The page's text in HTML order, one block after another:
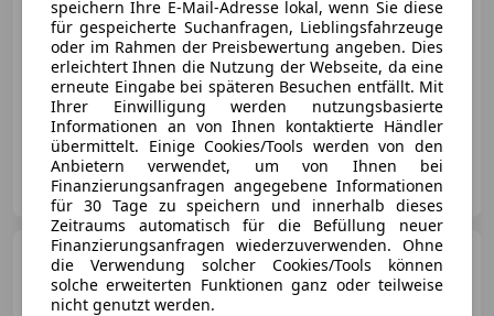
05/2017 98 395 km Diesel 73 kW (99 PS)
Autohaus Ing. Gredinger GmbH
AT-7122 Gols
Opel Combo1.5 Diesel XL
speichern Ihre E-Mail-Adresse lokal, wenn Sie diese
für gespeicherte Suchanfragen, Lieblingsfahrzeuge
oder im Rahmen der Preisbewertung angeben. Dies
erleichtert Ihnen die Nutzung der Webseite, da eine
erneute Eingabe bei späteren Besuchen entfällt. Mit
Ihrer Einwilligung werden nutzungsbasierte
Informationen an von Ihnen kontaktierte Händler
übermittelt. Einige Cookies/Tools werden von den
Anbietern verwendet, um von Ihnen bei
Finanzierungsanfragen angegebene Informationen
für 30 Tage zu speichern und innerhalb dieses
Zeitraums automatisch für die Befüllung neuer
Finanzierungsanfragen wiederzuverwenden. Ohne
die Verwendung solcher Cookies/Tools können
solche erweiterten Funktionen ganz oder teilweise
nicht genutzt werden.